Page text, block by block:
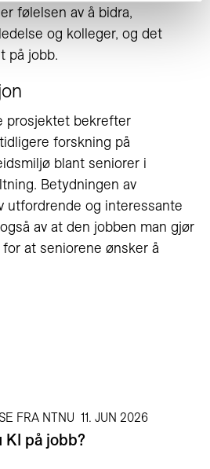
følelsen av å bidra,
og kolleger, og det
på jobb.
prosjektet bekrefter
forskning på
blant seniorer i
Betydningen av
utfordrende og interessante
av at den jobben man gjør
at seniorene ønsker å
FRA NTNU 11. JUN 2026
KI på jobb?